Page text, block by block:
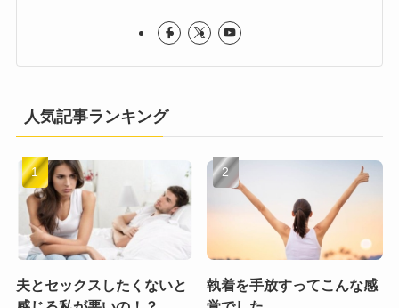
人気記事ランキング
夫とセックスしたくないと
執着を手放すってこんな感